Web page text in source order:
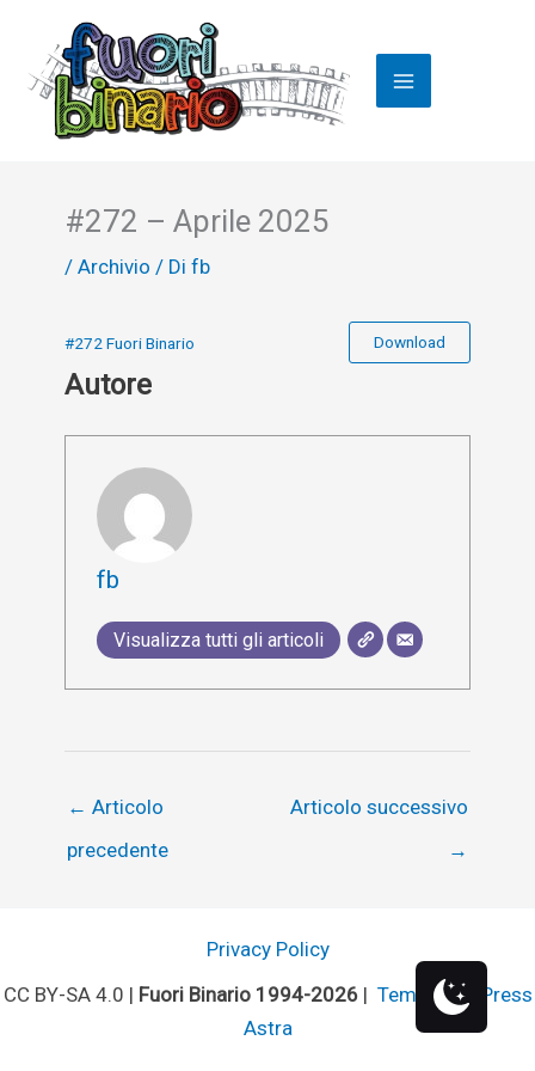
contenuto
#272 – Aprile 2025
/ Archivio / Di fb
#272 Fuori Binario Download
Autore
fb
Visualizza tutti gli articoli
← Articolo
precedente
Articolo successivo
→
Privacy Policy
CC BY-SA 4.0 | Fuori Binario 1994-2026| Tema WordPress
Astra